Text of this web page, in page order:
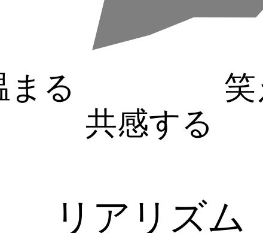
笑
共感する
まる
リアリズム